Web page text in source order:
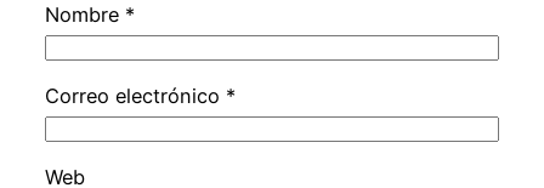
Nombre *
Correo electrónico *
Web